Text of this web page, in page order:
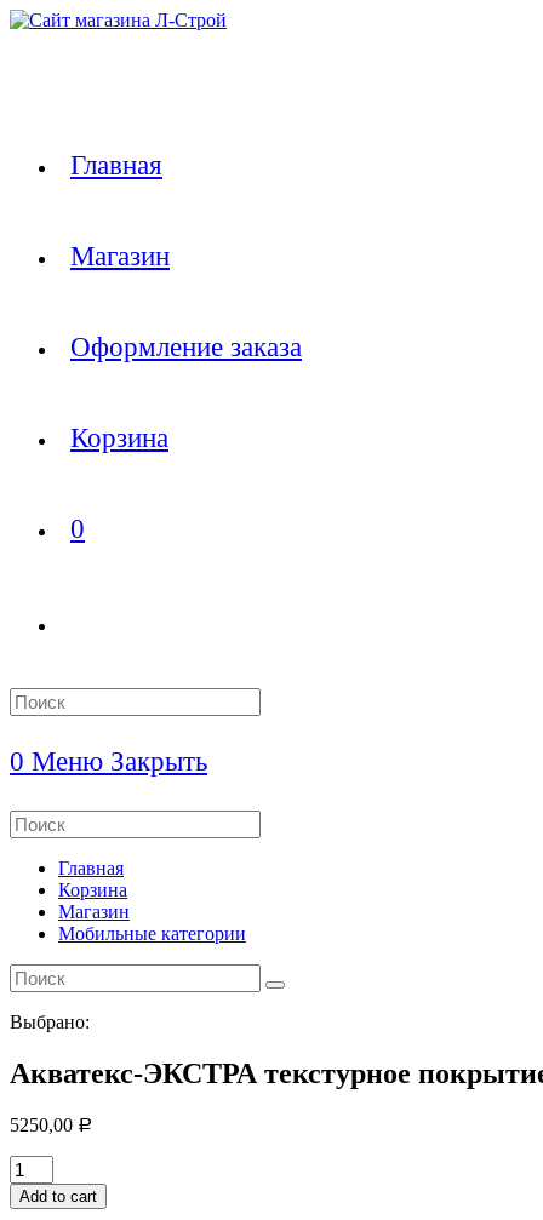
Перейти
Главная
Магазин
Оформление заказа
Корзина
0
Search
this
0 Меню Закрыть
Search
this
websiteГлавная
Корзина
Магазин
Мобильные категории
Выбрано:
Акватекс-ЭКСТРА текстурное
5250,00 Р
Акватекс-
ЭКСТРА
текстурное
Add to cart